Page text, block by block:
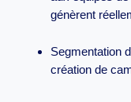
génèrent
Segmentation
création de